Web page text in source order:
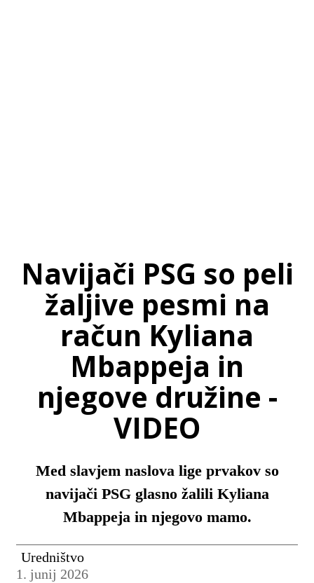
Navijači PSG so peli
žaljive pesmi na
račun Kyliana
Mbappeja in
njegove družine -
VIDEO
Med slavjem naslova lige prvakov so
navijači PSG glasno žalili Kyliana
Mbappeja in njegovo mamo.
Uredništvo
1. junij 2026